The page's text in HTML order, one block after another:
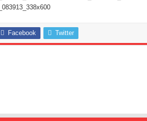
Facebook Twitter